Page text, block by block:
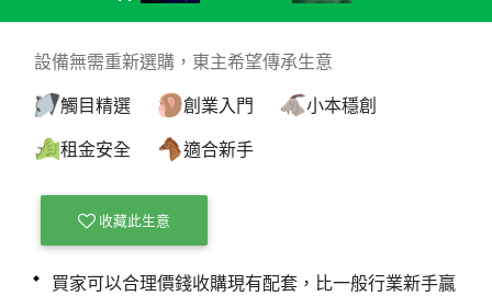
設備無需重新選購，東主希望傳承生意
觸目精選
創業入門
小本穩創
租金安全
適合新手
收藏此生意
買家可以合理價錢收購現有配套，比一般行業新手贏